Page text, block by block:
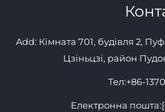
Add: Кімната 701, будівля 2,
Цзіньцзі, район
Тел:+86-
Електронна пошта: